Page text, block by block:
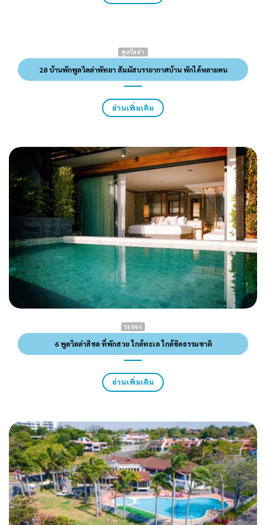
พูลวิลล่า
28 บ้านพักพูลวิลล่าพัทยา สัมผัสบรรยากาศบ้าน พักได้หลายคน
อ่านเพิ่มเติม
ระยอง
6 พูลวิลล่าสิชล ที่พักสวย ใกล้ทะเล ใกล้ชิดธรรมชาติ
อ่านเพิ่มเติม